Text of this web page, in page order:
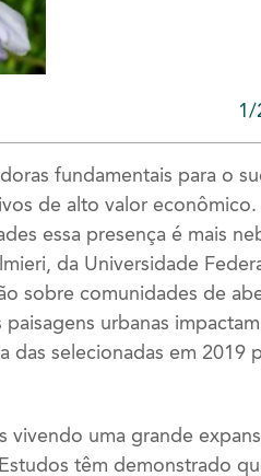
1/
fundamentais para o
de alto valor
essa presença é mais
da Universidade
sobre comunidades de
paisagens urbanas
das selecionadas em
vivendo uma grande
têm demonstrado